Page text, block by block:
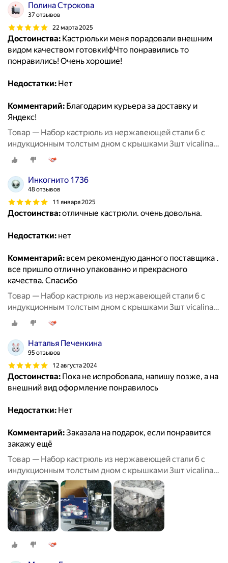
Полина Строкова
37 отзывов
22 марта 2025
Достоинства: Кастрюльки меня порадовали внешним
видом качеством готовки!фЧто понравились то
понравились! Очень хорошие!
Недостатки: Нет
Комментарий: Благодарим курьера за доставку и
Яндекс!
Товар — Набор кастрюль из нержавеющей стали 6 с
индукционным толстым дном с крышками 3шт vicalina
из нержавейки для приготовлени
Инкогнито 1736
48 отзывов
11 января 2025
Достоинства:отличные кастрюли. очень довольна.
Недостатки: нет
Комментарий: всем рекомендую данного поставщика .
все пришло отлично упакованно и прекрасного
качества. Спасибо
Товар — Набор кастрюль из нержавеющей стали 6 с
индукционным толстым дном с крышками 3шт vicalina
из нержавейки для приготовлени
Наталья Печенкина
95 отзывов
12 августа 2024
Достоинства: Пока не испробовала, напишу позже, а на
внешний вид оформление понравилось
Недостатки: Нет
Комментарий:Заказала на подарок, если понравится
закажу ещё
Товар — Набор кастрюль из нержавеющей стали 6 с
индукционным толстым дном с крышками 3шт vicalina
из нержавейки для приготовлени